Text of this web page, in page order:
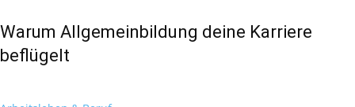
Warum Allgemeinbildung deine Karriere
beflügelt